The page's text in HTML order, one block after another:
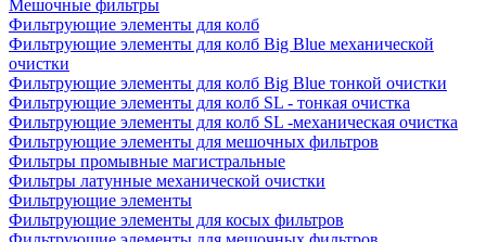
Мешочные фильтры
Фильтрующие элементы для колб
Фильтрующие элементы для колб Big Blue механической
очистки
Фильтрующие элементы для колб Big Blue тонкой очистки
Фильтрующие элементы для колб SL - тонкая очистка
Фильтрующие элементы для колб SL -механическая очистка
Фильтрующие элементы для мешочных фильтров
Фильтры промывные магистральные
Фильтры латунные механической очистки
Фильтрующие элементы
Фильтрующие элементы для косых фильтров